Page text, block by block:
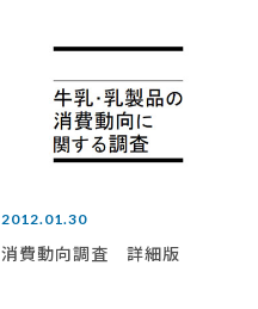
2012.01.30
消費動向調査 詳細版